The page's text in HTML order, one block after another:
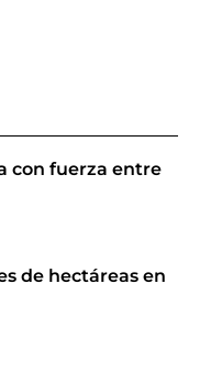
con fuerza entre
de hectáreas en